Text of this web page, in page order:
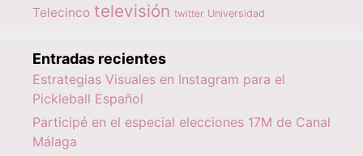
Telecinco televisión twitter Universidad
Entradas recientes
Estrategias Visuales en Instagram para el
Pickleball Español
Participé en el especial elecciones 17M de Canal
Málaga